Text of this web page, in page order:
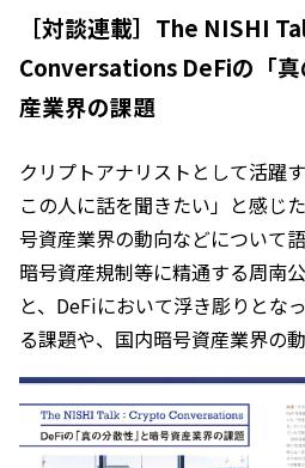
［対談連載］The NISHI
Conversations DeFiの「真
産業界の課題
クリプトアナリストとして活躍
この人に話を聞きたい」と感じ
号資産業界の動向などについて
暗号資産規制等に精通する周南
と、DeFiにおいて浮き彫りとな
る課題や、国内暗号資産業界の